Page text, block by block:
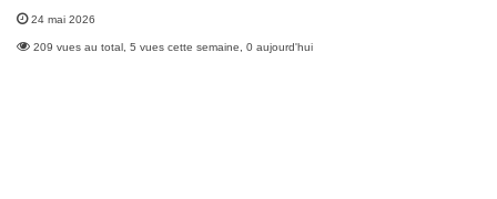
24 mai 2026
209 vues au total, 5 vues cette semaine, 0 aujourd'hui